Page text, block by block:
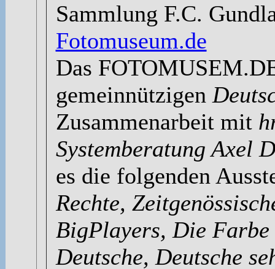
Sammlung F.C.
Fotomuseum.de
Das
gemeinnützigen
Zusammenarbeit mit
Systemberatung Axel
es die folgenden
Rechte,
BigPlayers, Die Farbe
Deutsche, Deutsche